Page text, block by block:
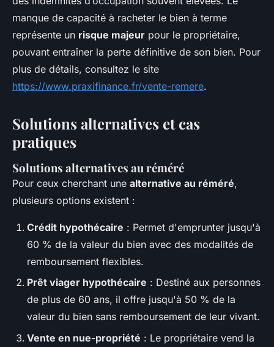
manque de capacité à racheter le bien à terme
représente un risque majeur pour le propriétaire,
pouvant entraîner la perte définitive de son bien. Pour
plus de détails, consultez le site
https://www.praxifinance.fr/vente-remere.
Solutions alternatives et cas
pratiques
Solutions alternatives au réméré
Pour ceux cherchant une alternative au réméré,
plusieurs options existent :
Crédit hypothécaire : Permet d'emprunter jusqu'à
60 % de la valeur du bien avec des modalités de
remboursement flexibles.
Prêt viager hypothécaire : Destiné aux personnes
de plus de 60 ans, il offre jusqu'à 50 % de la
valeur du bien sans remboursement de leur vivant.
Vente en nue-propriété : Le propriétaire vend la